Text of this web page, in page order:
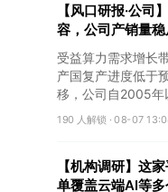
【风口研报·公
容，公司产销量
价格上行
受益算力需求增长
产国复产进度低于
移，公司自2005年
冶炼产能整合并
价格上行。
190 人解锁 ·08-07
【机构调研】这
单覆盖云端AI等多